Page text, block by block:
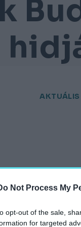
Not Process My
opt-out of the sale,
for targeted
AKTUÁLIS
hely.hu